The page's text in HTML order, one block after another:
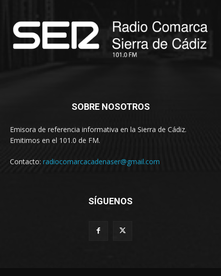
SOBRE NOSOTROS
Emisora de referencia informativa en la Sierra de Cádiz.
Emitimos en el 101.0 de FM.
Contacto: radiocomarcacadenaser@gmail.com
SÍGUENOS